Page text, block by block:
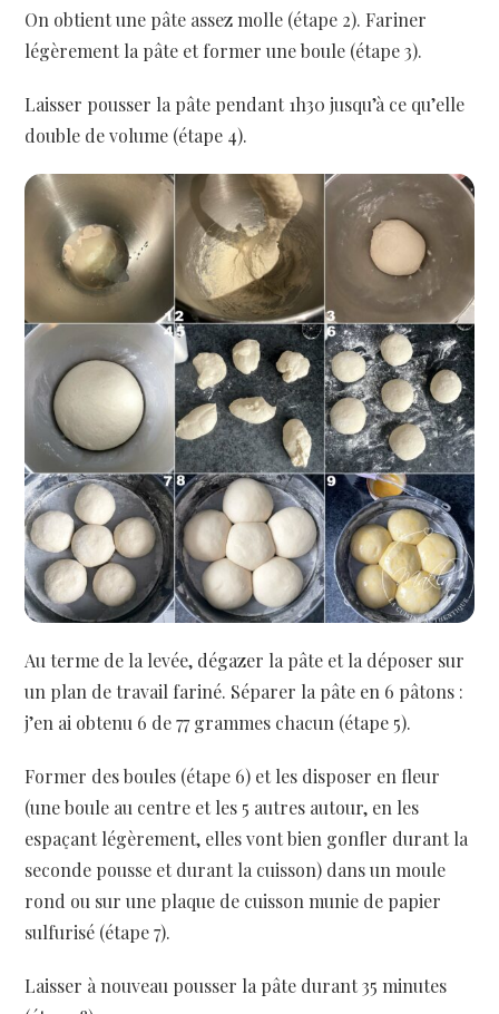
On obtient une pâte assez molle (étape 2). Fariner
légèrement la pâte et former une boule (étape 3).
Laisser pousser la pâte pendant 1h30 jusqu’à ce qu’elle
double de volume (étape 4).
Au terme de la levée, dégazer la pâte et la déposer sur
un plan de travail fariné. Séparer la pâte en 6 pâtons :
j’en ai obtenu 6 de 77 grammes chacun (étape 5).
Former des boules (étape 6) et les disposer en fleur
(une boule au centre et les 5 autres autour, en les
espaçant légèrement, elles vont bien gonfler durant la
seconde pousse et durant la cuisson) dans un moule
rond ou sur une plaque de cuisson munie de papier
sulfurisé (étape 7).
Laisser à nouveau pousser la pâte durant 35 minutes